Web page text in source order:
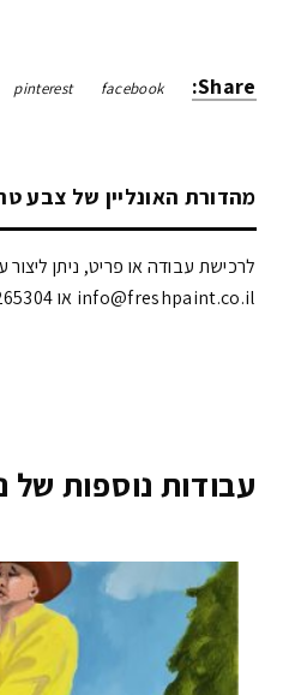
Share:
facebook
pinterest
מהדורת האונליין של צבע טרי 2020
לרכישת עבודה או פריט, ניתן ליצור
info@freshpaint.co.il‏ או 054-4265304.
עבודות נוספות של